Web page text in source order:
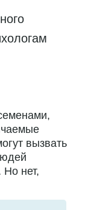
вызвать
Но нет,